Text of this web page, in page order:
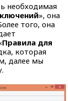
необходимая
», она
того, она
Правила для
которая
далее мы